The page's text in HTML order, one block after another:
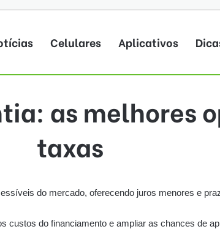
Celulares Aplicativos
as melhores
taxas
do mercado, oferecendo juros menores e
do financiamento e ampliar as chances de